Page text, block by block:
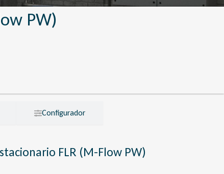
PW)
Configurador
FLR (M-Flow PW)